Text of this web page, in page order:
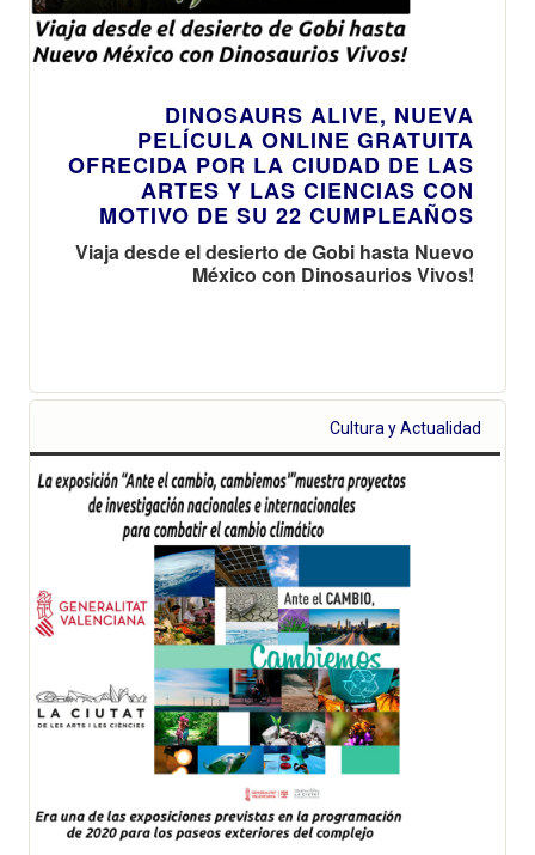
DINOSAURS ALIVE, NUEVA
PELÍCULA ONLINE GRATUITA
OFRECIDA POR LA CIUDAD DE LAS
ARTES Y LAS CIENCIAS CON
MOTIVO DE SU 22 CUMPLEAÑOS
Viaja desde el desierto de Gobi hasta Nuevo
México con Dinosaurios Vivos!
Cultura y Actualidad